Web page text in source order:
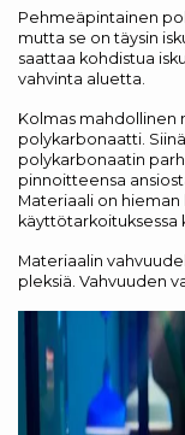
Pehmeäpintainen
mutta se on täysin
saattaa kohdistua
vahvinta aluetta.
Kolmas mahdollinen
polykarbonaatti.
polykarbonaatin
pinnoitteensa
Materiaali on
käyttötarkoituksessa
Materiaalin
pleksiä. Vahvuuden